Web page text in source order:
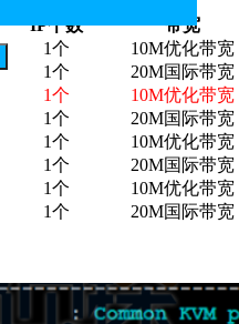
IP个数
带宽
1个
10M优化带宽
1个
20M国际带宽
1个
10M优化带宽
1个
20M国际带宽
1个
10M优化带宽
1个
20M国际带宽
1个
10M优化带宽
1个 20M国际带宽